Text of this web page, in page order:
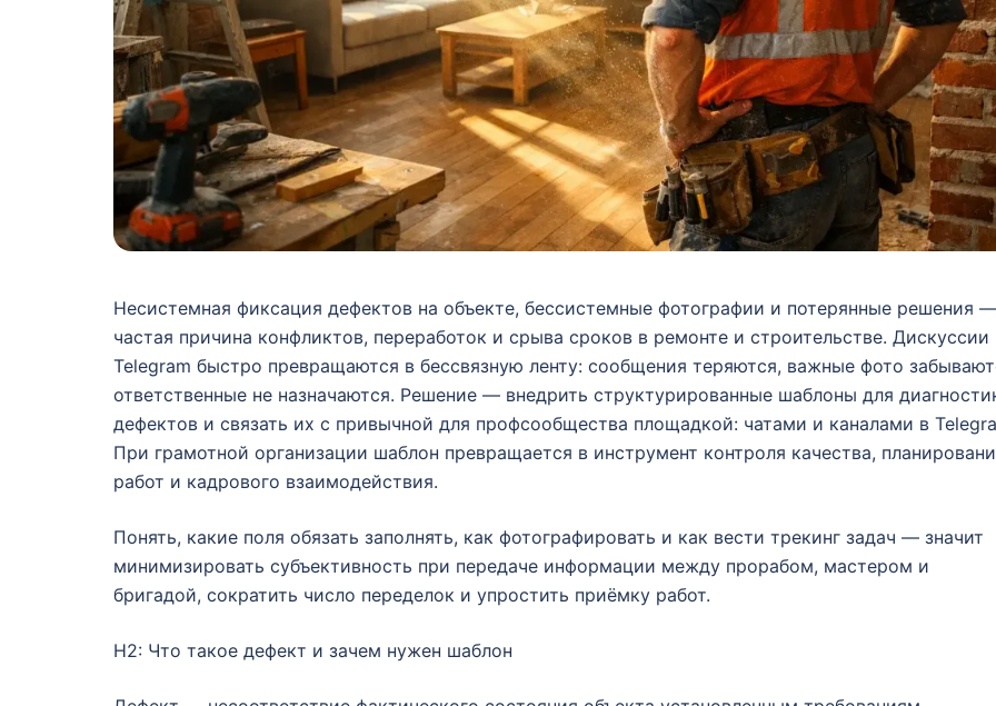
Несистемная фиксация дефектов на объекте, бессистемные фотографии и потерянные решения —
частая причина конфликтов, переработок и срыва сроков в ремонте и строительстве. Дискуссии
Telegram быстро превращаются в бессвязную ленту: сообщения теряются, важные фото
ответственные не назначаются. Решение — внедрить структурированные шаблоны для
дефектов и связать их с привычной для профсообщества площадкой: чатами и каналами в
При грамотной организации шаблон превращается в инструмент контроля качества,
работ и кадрового взаимодействия.
Понять, какие поля обязать заполнять, как фотографировать и как вести трекинг задач — значит
минимизировать субъективность при передаче информации между прорабом, мастером и
бригадой, сократить число переделок и упростить приёмку работ.
H2: Что такое дефект и зачем нужен шаблон